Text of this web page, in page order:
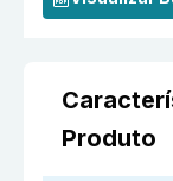
Produto